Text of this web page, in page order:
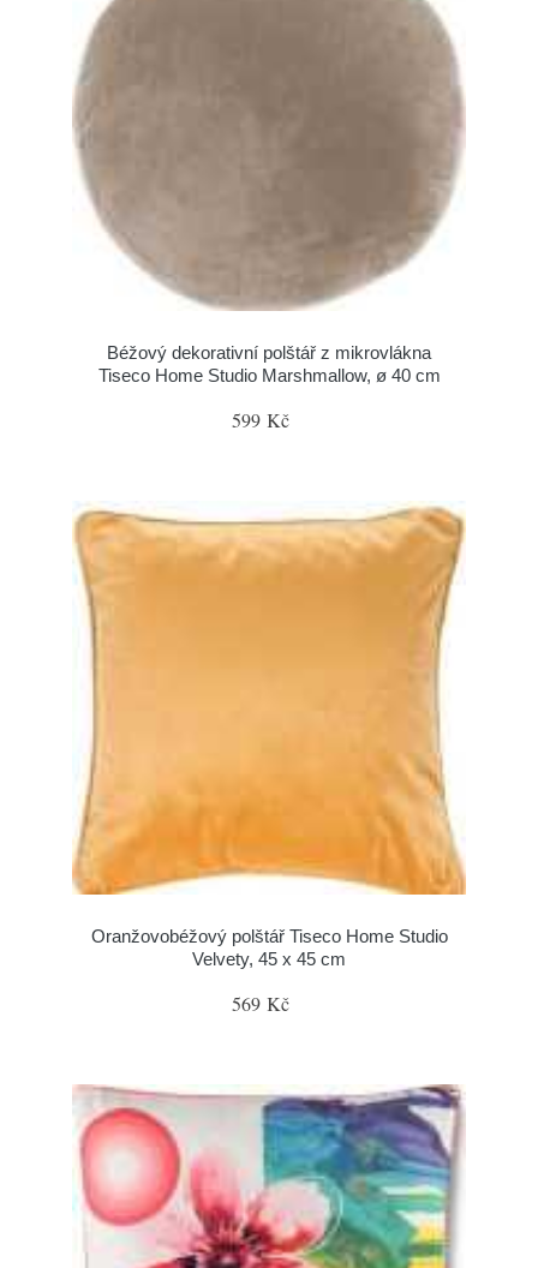
Béžový dekorativní polštář z mikrovlákna
Tiseco Home Studio Marshmallow, ø 40 cm
599 Kč
Oranžovobéžový polštář Tiseco Home Studio
Velvety, 45 x 45 cm
569 Kč